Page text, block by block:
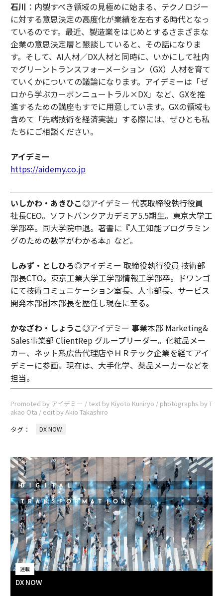
石川 ：内製すべき領域の見極めに始まる、テクノロジー
に対する意思決定の高度化が業績を左右する時代となっ
ているのです。最近、製造業をはじめとするさまざまな
企業の意思決定層と懇談していると、その話になりま
す。そして、AI人材／DX人材と同時に、いかにして社内
でグリーントランスフォーメーション（GX）人材を育て
ていくかについての議論になります。アイデミーは「ゼ
ロから学ぶカーボンニュートラル×DX」など、GXを推
進するための講座もすでに用意しています。GXの領域も
含めて「先端技術を経済実装」する際には、ぜひとも私
たちにご相談ください。
アイデミー
https://aidemy.co.jp
いしかわ・あきひこ◎アイデミー 代表取締役執行役員
社長CEO。ソフトバンクアカデミア5.5期生。東京大学工
学部卒。同大学院中退。著書に『人工知能プログラミン
グのための数学がわかる本』など。
しみず・としひろ◎アイデミー 取締役執行役員 技術部
部長CTO。東京工業大学工学部情報工学部卒。ドワンゴ
にて技術コミュニケーション室長、人事部長、サービス
開発本部副本部長を歴任し現在に至る。
かなざわ・しょうこ◎アイデミー 事業本部 Marketing&
Sales事業部 ClientRep グループリーダー。化粧品メー
カー、ネット系広告代理店やＨＲテック企業を経てアイ
デミーに参画。現在は、大手化学、薬品メーカーなどを
担当。
Promoted by アイデミー / text by Kiyoto Kuniryo / photographs by T
akao Ota / edit by Akio Takashiro
タグ：
DX NOW
連載
DX NOW